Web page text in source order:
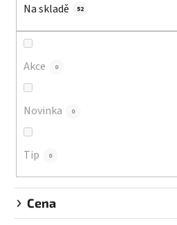
Na skladě 52
Akce 0
Novinka 0
Tip 0
Cena